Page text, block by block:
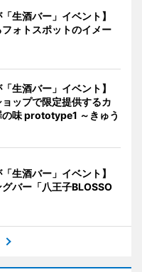
生酒バー」イベント】
ォトスポットのイメー
生酒バー」イベント】
ップで限定提供するカ
味 prototype1 ～きゅう
生酒バー」イベント】
バー「八王子BLOSSO